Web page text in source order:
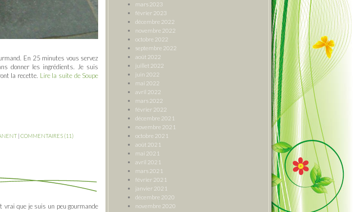
En 25 minutes vous servez
donner les ingrédients. Je suis
la recette. Lire la suite de Soupe
| COMMENTAIRES (11)
vrai que je suis un peu gourmande
mars 2023
février 2023
décembre 2022
novembre 2022
octobre 2022
septembre 2022
août 2022
juillet 2022
juin 2022
mai 2022
avril 2022
mars 2022
février 2022
décembre 2021
novembre 2021
octobre 2021
août 2021
mai 2021
avril 2021
mars 2021
février 2021
janvier 2021
décembre 2020
novembre 2020